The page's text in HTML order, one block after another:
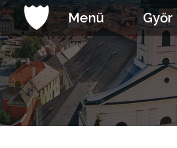
Ugrás
a
tartalomhoz
Menü Győr